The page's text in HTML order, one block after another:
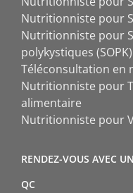
Nutritionniste pour
Nutritionniste pour
polykystiques (SOPK)
Téléconsultation en
Nutritionniste pour
alimentaire
Nutritionniste pour
RENDEZ-VOUS AVEC
QC